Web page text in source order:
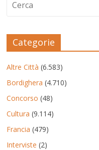
Categorie
Altre Città (6.583)
Bordighera (4.710)
Concorso (48)
Cultura (9.114)
Francia (479)
Interviste (2)